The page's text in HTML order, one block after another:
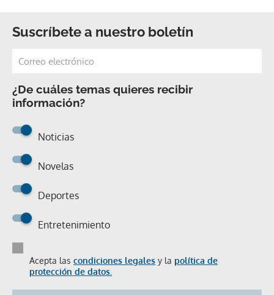
Suscríbete a nuestro boletín
¿De cuáles temas quieres recibir
información?
Noticias
Novelas
Deportes
Entretenimiento
Acepta las condiciones legales y la política de
protección de datos.